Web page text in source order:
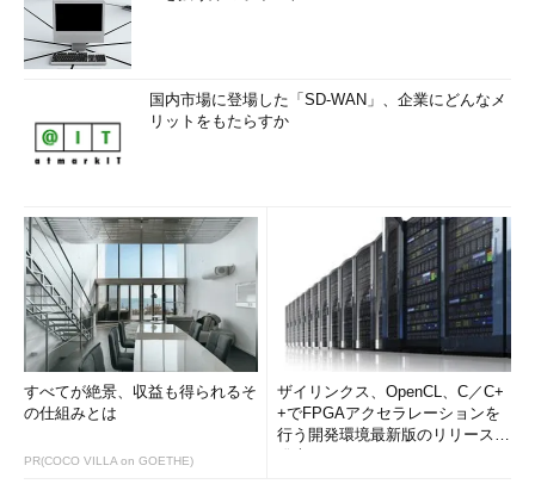
国内市場に登場した「SD-WAN」、企業にどんなメ
リットをもたらすか
すべてが絶景、収益も得られるそ
の仕組みとは
PR(COCO VILLA on GOETHE)
ザイリンクス、OpenCL、C／C+
+でFPGAアクセラレーションを
行う開発環境最新版のリリースを